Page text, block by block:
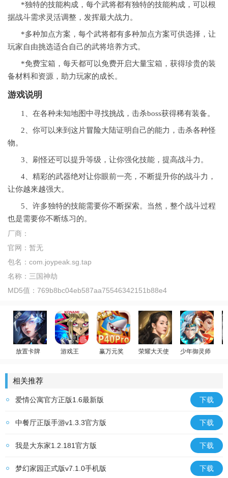
*独特的技能构成，每个武将都有独特的技能构成，可以根
据战斗需求灵活调整，发挥最大战力。
*多种加点方案，每个武将都有多种加点方案可供选择，让
玩家自由挑选适合自己的武将培养方式。
*免费宝箱，每天都可以免费开启大量宝箱，获得珍贵的装
备材料和资源，助力玩家的成长。
游戏说明
1、在各种未知地图中寻找挑战，击杀boss获得稀有装备。
2、你可以来到这片冒险大陆证明自己的能力，击杀各种怪
物。
3、刷怪还可以提升等级，让你强化技能，提高战斗力。
4、精彩的武器绝对让你眼前一亮，不断提升你的战斗力，
让你越来越强大。
5、许多独特的技能需要你不断探索。当然，整个战斗过程
也是需要你不断练习的。
厂商：
官网： 暂无
包名： com.joypeak.sg.tap
名称： 三国神劫
MD5值： 769b8bc04eb587aa75546342151b88e4
放置卡牌
游戏王
赢万元奖
荣耀大天使
少年御灵师
相关推荐
爱情公寓官方正版1.6最新版 下载
中餐厅正版手游v1.3.3官方版 下载
我是大东家1.2.181官方版 下载
梦幻家园正式版v7.1.0手机版 下载